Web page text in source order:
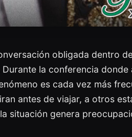
obligada dentro
la conferencia
es cada vez más
antes de viajar, a otros
situación genera